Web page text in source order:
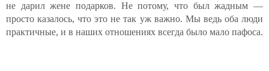
не дарил жене подарков. Не потому, что был жадным —
просто казалось, что это не так уж важно. Мы ведь оба люди
практичные, и в наших отношениях всегда было мало пафоса.